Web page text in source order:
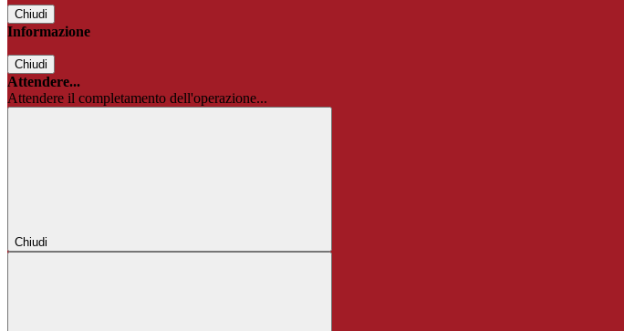
Chiudi
Informazione
Chiudi
Attendere...
Attendere il completamento dell'operazione...
Chiudi